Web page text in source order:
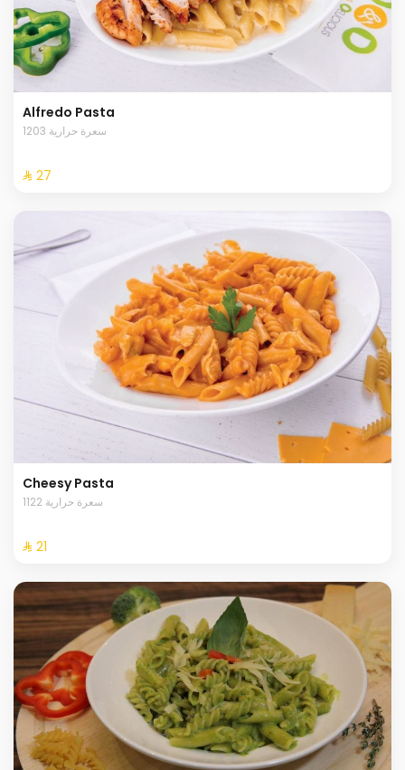
Alfredo Pasta
1203 سعرة حرارية
⁨⁦‪‬ 27⁩
Cheesy Pasta
1122 سعرة حرارية
⁨⁦‪‬ 21⁩